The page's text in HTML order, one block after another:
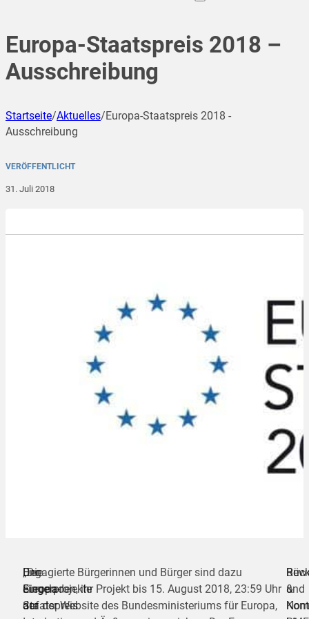
Europa-Staatspreis 2018 –
Ausschreibung
Startseite/Aktuelles/Europa-Staatspreis 2018 -
Ausschreibung
VERÖFFENTLICHT
31. Juli 2018
Der
Europa-
Staatspreis
„Die
Siegerprojekte
der
Engagierte Bürgerinnen und Bürger sind dazu
eingeladen, ihr Projekt bis 15. August 2018, 23:59 Uhr
auf der Website des Bundesministeriums für Europa,
und
&